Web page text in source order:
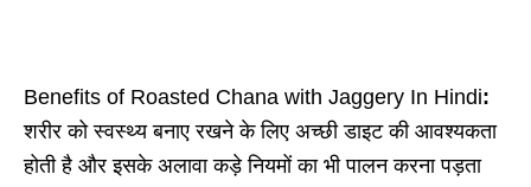
Benefits of Roasted Chana with Jaggery In Hindi:
शरीर को स्वस्थ्य बनाए रखने के लिए अच्छी डाइट की आवश्यकता
होती है और इसके अलावा कड़े नियमों का भी पालन करना पड़ता